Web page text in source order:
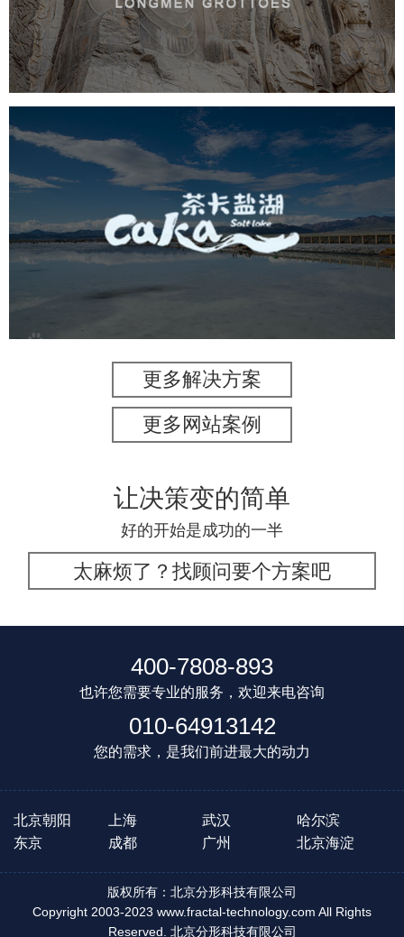
旅游休闲 景区网站建设 品牌官网 网页设计
茶卡盐湖
更多解决方案
更多网站案例
让决策变的简单
好的开始是成功的一半
太麻烦了？找顾问要个方案吧
400-7808-893
也许您需要专业的服务，欢迎来电咨询
010-64913142
您的需求，是我们前进最大的动力
北京朝阳 上海 武汉
哈尔滨
东京
成都 广州 北京海淀
版权所有：北京分形科技有限公司
Copyright 2003-2023 www.fractal-technology.com All Rights
Reserved. 北京分形科技有限公司